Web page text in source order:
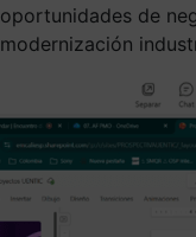
oportunidades de
modernización